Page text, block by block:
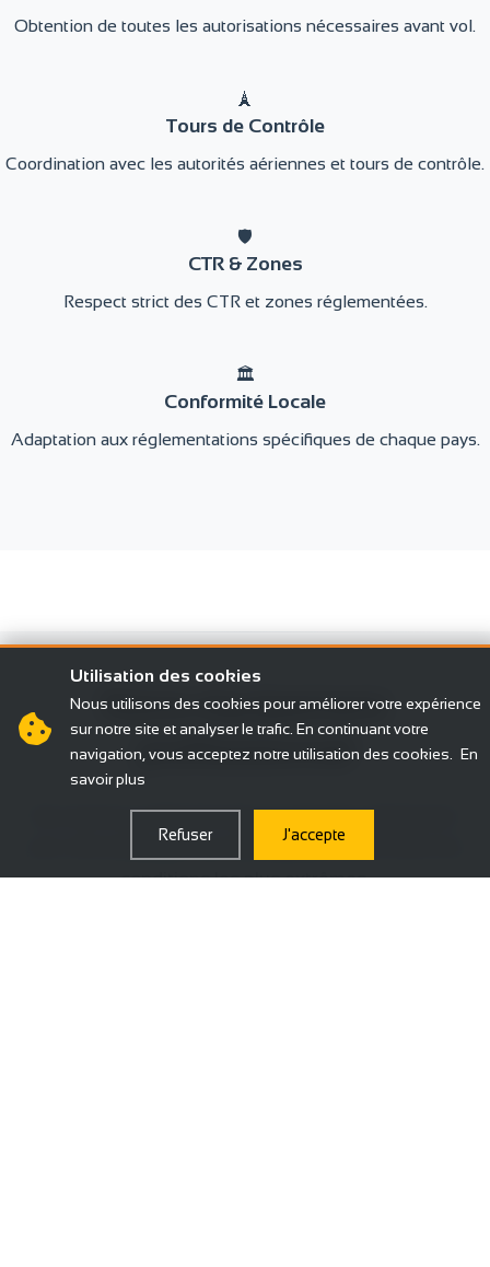
Obtention de toutes les autorisations nécessaires avant vol.
🗼
Tours de Contrôle
Coordination avec les autorités aériennes et tours de contrôle.
🛡️
CTR & Zones
Respect strict des CTR et zones réglementées.
🏛️
Conformité Locale
Adaptation aux réglementations spécifiques de chaque pays.
Notre équipement
professionnel
Des drones professionnels de dernière génération
pour des prises de vue d'exception, même dans les
conditions les plus extrêmes.
Utilisation des cookies
Nous utilisons des cookies pour améliorer votre expérience
sur notre site et analyser le trafic. En continuant votre
navigation, vous acceptez notre utilisation des cookies. En
savoir plus
Refuser J'accepte